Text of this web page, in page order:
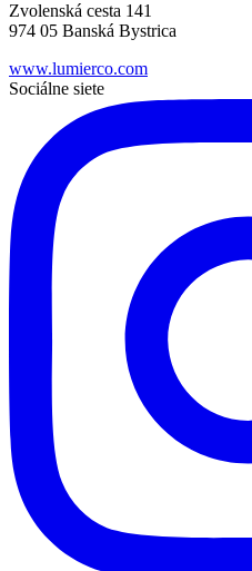
Zvolenská cesta 141
974 05 Banská Bystrica
www.lumierco.com
Sociálne siete